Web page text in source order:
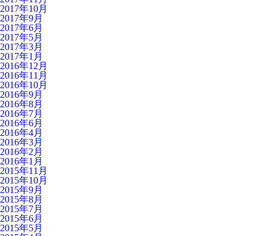
2017年10月
2017年9月
2017年6月
2017年5月
2017年3月
2017年1月
2016年12月
2016年11月
2016年10月
2016年9月
2016年8月
2016年7月
2016年6月
2016年4月
2016年3月
2016年2月
2016年1月
2015年11月
2015年10月
2015年9月
2015年8月
2015年7月
2015年6月
2015年5月